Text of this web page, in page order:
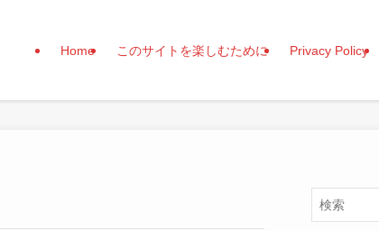
Home このサイトを楽しむために Privacy Policy